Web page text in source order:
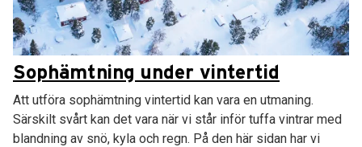
Sophämtning under vintertid
Att utföra sophämtning vintertid kan vara en utmaning.
Särskilt svårt kan det vara när vi står inför tuffa vintrar med
blandning av snö, kyla och regn. På den här sidan har vi